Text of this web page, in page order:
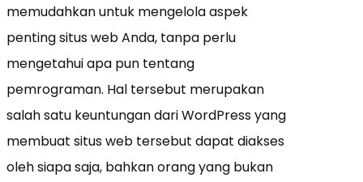
memudahkan untuk mengelola aspek
penting situs web Anda, tanpa perlu
mengetahui apa pun tentang
pemrograman. Hal tersebut merupakan
salah satu keuntungan dari WordPress yang
membuat situs web tersebut dapat diakses
oleh siapa saja, bahkan orang yang bukan